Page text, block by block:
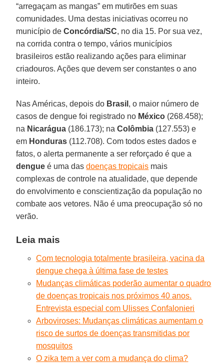
“arregaçam as mangas” em mutirões em suas
comunidades. Uma destas iniciativas ocorreu no
município deConcórdia/SC, no dia 15. Por sua vez,
na corrida contra o tempo, vários municípios
brasileiros estão realizando ações para eliminar
criadouros. Ações que devem ser constantes o ano
inteiro.
Nas Américas, depois do Brasil , o maior número de
casos de dengue foi registrado no México (268.458);
na Nicarágua (186.173); naColômbia (127.553) e
em Honduras (112.708). Com todos estes dados e
fatos, o alerta permanente a ser reforçado é que a
dengue é uma dasdoenças tropicais mais
complexas de controle na atualidade, que depende
do envolvimento e conscientização da população no
combate aos vetores. Não é uma preocupação só no
verão.
Leia mais
Com tecnologia totalmente brasileira, vacina da
dengue chega à última fase de testes
Mudanças climáticas poderão aumentar o quadro
de doenças tropicais nos próximos 40 anos.
Entrevista especial com Ulisses Confalonieri
Arboviroses: Mudanças climáticas aumentam o
risco de surtos de doenças transmitidas por
mosquitos
O zika tem a ver com a mudança do clima?